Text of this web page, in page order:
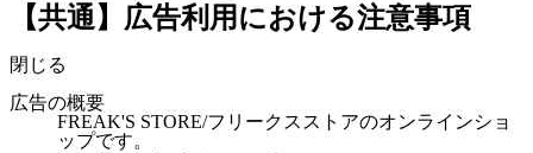
【共通】広告利用における注意事項
閉じる
広告の概要
FREAK'S STORE/フリークスストアのオンラインショ
ップです。